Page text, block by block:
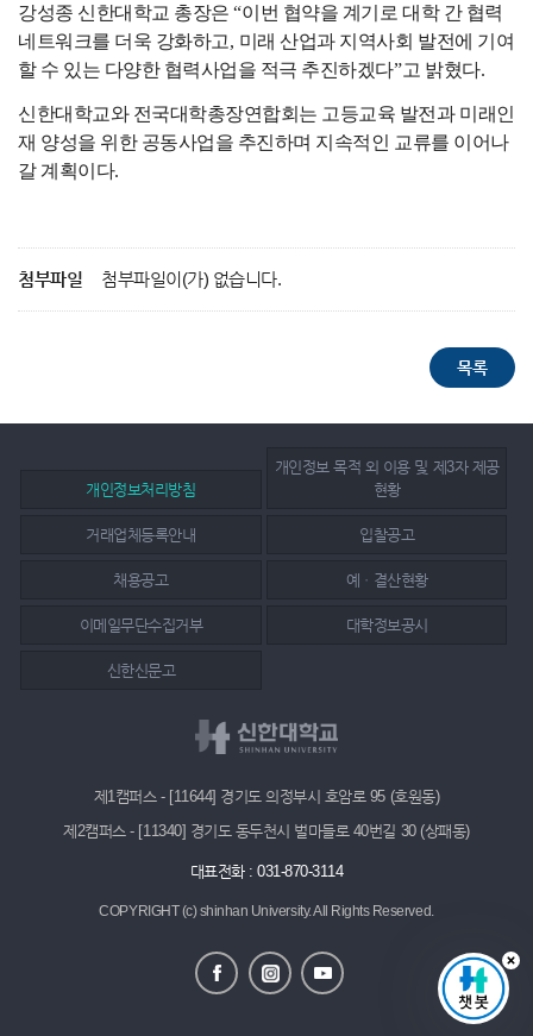
강성종 신한대학교 총장은“이번 협약을 계기로 대학 간 협력
네트워크를 더욱 강화하고, 미래 산업과 지역사회 발전에 기여
할 수 있는 다양한 협력사업을 적극 추진하겠다”고 밝혔다.
신한대학교와 전국대학총장연합회는 고등교육 발전과 미래인
재 양성을 위한 공동사업을 추진하며 지속적인 교류를 이어나
갈 계획이다.
첨부파일 첨부파일이(가) 없습니다.
개인정보처리방침
개인정보 목적 외 이용 및 제3자 제공
현황
거래업체등록안내 입찰공고
채용공고 예ㆍ결산현황
이메일무단수집거부 대학정보공시
신한신문고
제1캠퍼스 - [11644] 경기도 의정부시 호암로 95 (호원동)
제2캠퍼스 - [11340] 경기도 동두천시 벌마들로 40번길 30 (상패동)
대표전화 : 031-870-3114
COPYRIGHT (c) shinhan University.All Rights Reserved.